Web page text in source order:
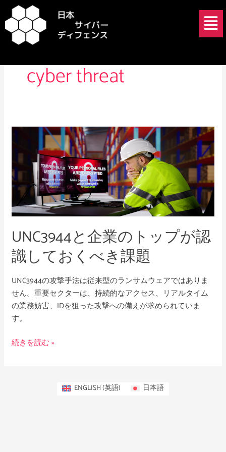
容
を
ッ
メ
ニ
ュ
persistent access
cyber threat
UNC3944と企業のトップが認
識しておくべき課題
UNC3944の攻撃手法は従来型のランサムウェアではありま
せん。重要セクターは、持続的なアクセス、リアルタイム
の業務妨害、IDを狙った攻撃への備えが求められていま
す。
UNC3944
と
企
業
の
ト
ッ
プ
が
認
識
て
お
く
べ
課
続きを読む »
ENGLISH(英語) 日本語